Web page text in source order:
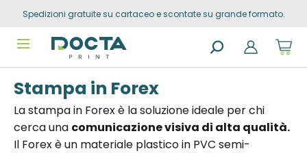
Skip to
Spedizioni gratuite su cartaceo e scontate su grande formato.
products
Stampa in Forex
La stampa in Forex è la soluzione ideale per chi
cerca una comunicazione visiva di alta qualità.
Il Forex è un materiale plastico in PVC semi-
Go to